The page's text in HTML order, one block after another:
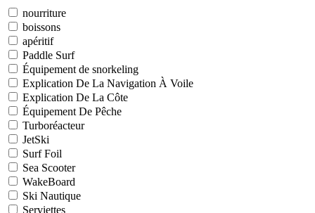
nourriture
boissons
apéritif
Paddle Surf
Équipement de snorkeling
Explication De La Navigation À Voile
Explication De La Côte
Équipement De Pêche
Turboréacteur
JetSki
Surf Foil
Sea Scooter
WakeBoard
Ski Nautique
Serviettes